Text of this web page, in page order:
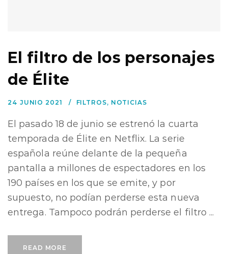
El filtro de los personajes
de Élite
24 JUNIO 2021 FILTROS, NOTICIAS
El pasado 18 de junio se estrenó la cuarta
temporada de Élite en Netflix. La serie
española reúne delante de la pequeña
pantalla a millones de espectadores en los
190 países en los que se emite, y por
supuesto, no podían perderse esta nueva
entrega. Tampoco podrán perderse el filtro ...
READ MORE